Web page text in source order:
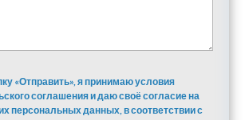
«Отправить», я принимаю условия
соглашения и даю своё согласие на
персональных данных, в соответствии с